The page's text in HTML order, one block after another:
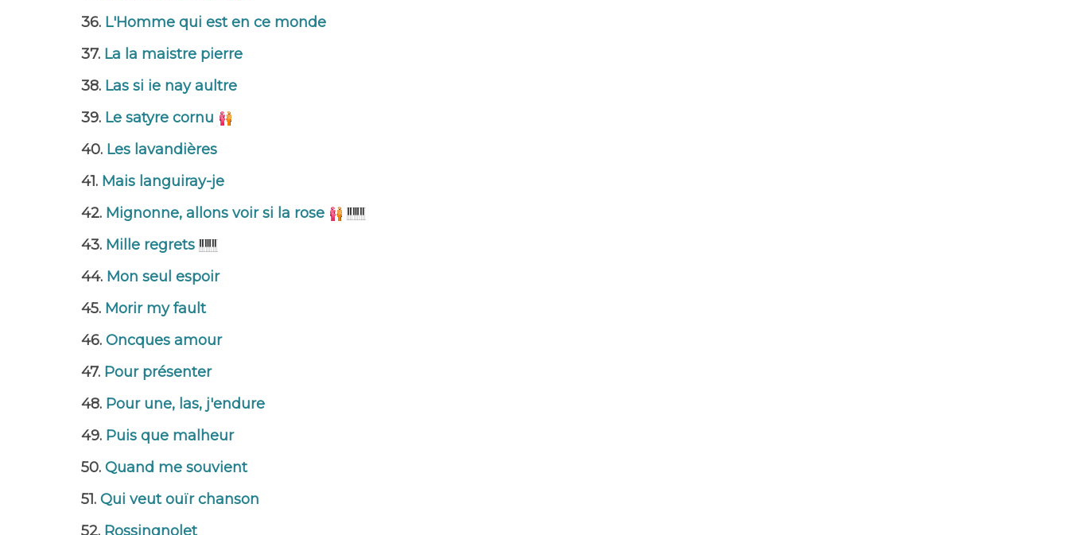
36. L'Homme qui est en ce monde
37. La la maistre pierre
38. Las si ie nay aultre
39. Le satyre cornu
40. Les lavandières
41. Mais languiray-je
42. Mignonne, allons voir si la rose
43. Mille regrets
44. Mon seul espoir
45. Morir my fault
46. Oncques amour
47. Pour présenter
48. Pour une, las, j'endure
49. Puis que malheur
50. Quand me souvient
51. Qui veut ouïr chanson
52. Rossingnolet